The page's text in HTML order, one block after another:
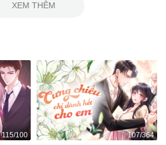
XEM THÊM
115/100 107/364